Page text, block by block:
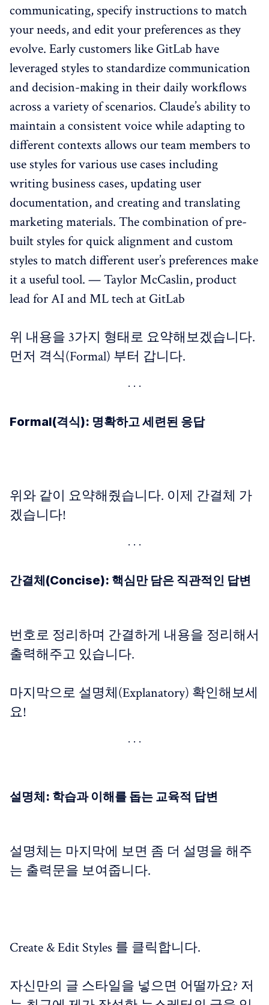
communicating, specify instructions to match
your needs, and edit your preferences as they
evolve. Early customers like GitLab have
leveraged styles to standardize communication
and decision-making in their daily workflows
across a variety of scenarios. Claude’s ability to
maintain a consistent voice while adapting to
different contexts allows our team members to
use styles for various use cases including
writing business cases, updating user
documentation, and creating and translating
marketing materials. The combination of pre-
built styles for quick alignment and custom
styles to match different user’s preferences make
it a useful tool. — Taylor McCaslin, product
lead for AI and ML tech at GitLab
위 내용을 3가지 형태로 요약해보겠습니다.
먼저 격식(Formal) 부터 갑니다.
Formal(격식): 명확하고 세련된 응답
위와 같이 요약해줬습니다. 이제 간결체 가
겠습니다!
간결체(Concise): 핵심만 담은 직관적인 답변
번호로 정리하며 간결하게 내용을 정리해서
출력해주고 있습니다.
마지막으로 설명체(Explanatory) 확인해보세
요!
설명체: 학습과 이해를 돕는 교육적 답변
설명체는 마지막에 보면 좀 더 설명을 해주
는 출력문을 보여줍니다.
Create & Edit Styles 를 클릭합니다.
자신만의 글 스타일을 넣으면 어떨까요? 저